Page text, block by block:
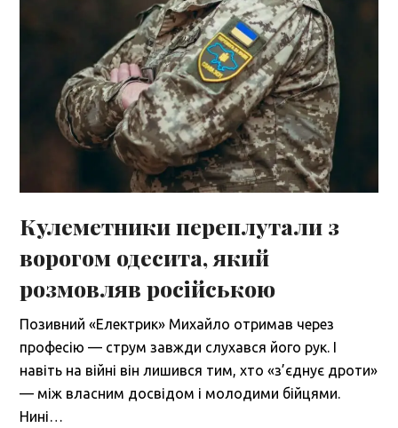
Кулеметники переплутали з
ворогом одесита, який
розмовляв російською
Позивний «Електрик» Михайло отримав через
професію — струм завжди слухався його рук. І
навіть на війні він лишився тим, хто «з’єднує дроти»
— між власним досвідом і молодими бійцями.
Нині…